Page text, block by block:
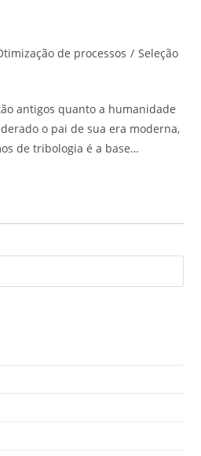
de processos / Seleção
antigos quanto a humanidade
o pai de sua era moderna,
de tribologia é a base…